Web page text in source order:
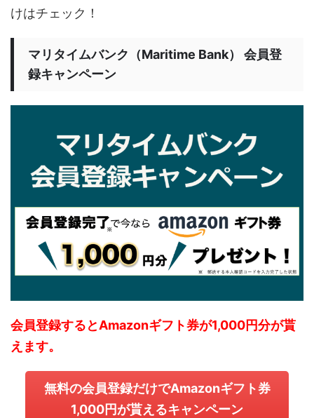
けはチェック！
マリタイムバンク（Maritime Bank） 会員登
録キャンペーン
会員登録するとAmazonギフト券が1,000円分が貰
えます。
無料の会員登録だけでAmazonギフト券
1,000円が貰えるキャンペーン